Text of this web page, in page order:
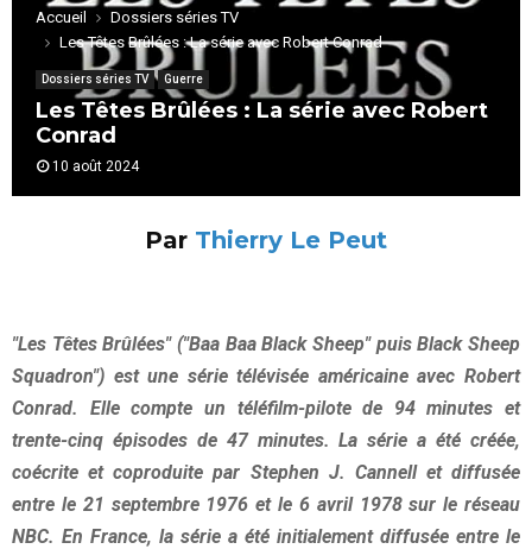
Accueil
Dossiers séries TV
Les Têtes Brûlées : La série avec Robert Conrad
Dossiers séries TV Guerre
Les Têtes Brûlées : La série avec Robert
Conrad
10 août 2024
Par Thierry Le Peut
"Les Têtes Brûlées" ("Baa Baa Black Sheep" puis Black Sheep
Squadron") est une série télévisée américaine avec Robert
Conrad. Elle compte un téléfilm-pilote de 94 minutes et
trente-cinq épisodes de 47 minutes. La série a été créée,
coécrite et coproduite par Stephen J. Cannell et diffusée
entre le 21 septembre 1976 et le 6 avril 1978 sur le réseau
NBC. En France, la série a été initialement diffusée entre le